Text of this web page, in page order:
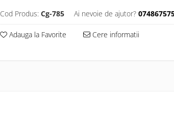
Cod Produs: Cg-785 Ai nevoie de ajutor?
Adauga la Favorite Cere informatii